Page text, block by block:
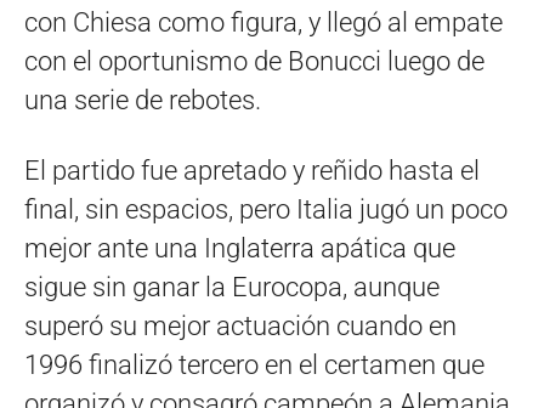
con Chiesa como figura, y llegó al empate
con el oportunismo de Bonucci luego de
una serie de rebotes.
El partido fue apretado y reñido hasta el
final, sin espacios, pero Italia jugó un poco
mejor ante una Inglaterra apática que
sigue sin ganar la Eurocopa, aunque
superó su mejor actuación cuando en
1996 finalizó tercero en el certamen que